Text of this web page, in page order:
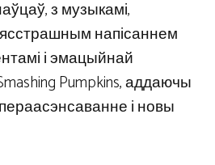
з музыкамі,
напісаннем
і эмацыйнай
Pumpkins, аддаючы
і новы